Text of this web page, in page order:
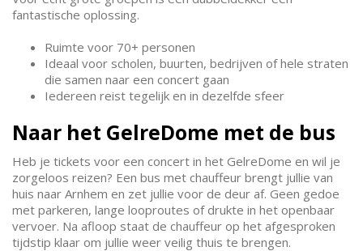
fantastische oplossing.
Ruimte voor 70+ personen
Ideaal voor scholen, buurten, bedrijven of hele straten
die samen naar een concert gaan
Iedereen reist tegelijk en in dezelfde sfeer
Naar het GelreDome met de bus
Heb je tickets voor een concert in het GelreDome en wil je
zorgeloos reizen? Een bus met chauffeur brengt jullie van
huis naar Arnhem en zet jullie voor de deur af. Geen gedoe
met parkeren, lange looproutes of drukte in het openbaar
vervoer. Na afloop staat de chauffeur op het afgesproken
tijdstip klaar om jullie weer veilig thuis te brengen.